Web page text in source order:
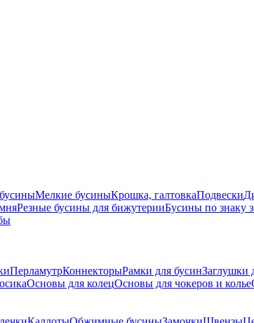
Мелкие бусиныКрошка, галтовкаПодвески
Резные бусины для бижутерииБусины по знаку
ПерламутрКоннекторыРамки для бусинЗаглушки
Основы для колецОсновы для чокеров и колье